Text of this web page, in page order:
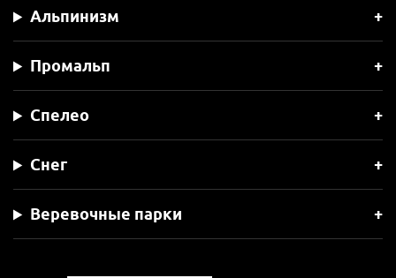
Альпинизм
Промальп
Спелео
Снег
Веревочные парки